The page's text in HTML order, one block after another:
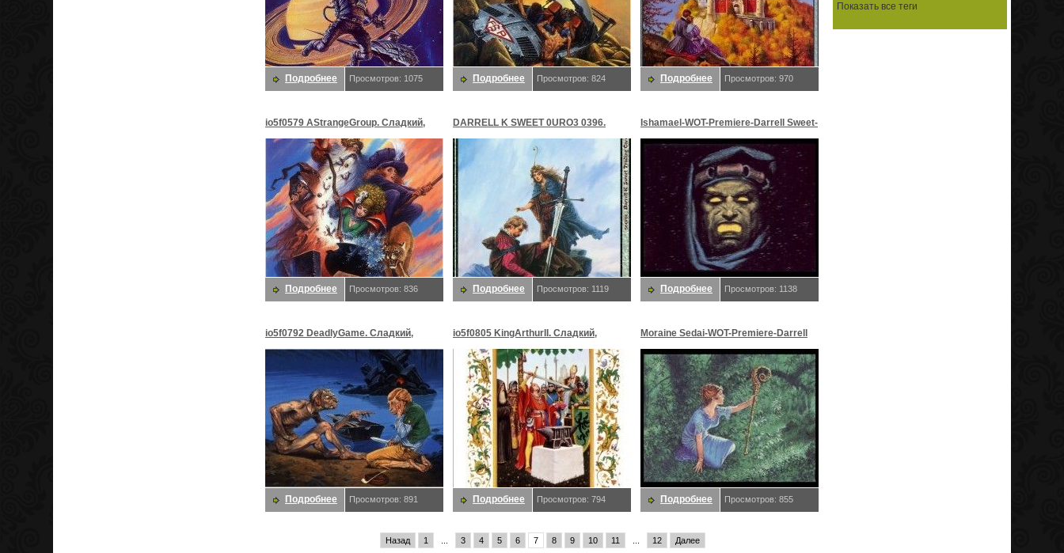
Показать все теги
Подробнее Просмотров: 1075 Подробнее Просмотров: 824 Подробнее Просмотров: 970
io5f0579 AStrangeGroup. Сладкий,
Даррелл K
Подробнее Просмотров: 836
DARRELL K SWEET 0URO3 0396.
Сладкий, Даррелл K
Подробнее Просмотров: 1119
Ishamael-WOT-Premiere-Darrell Sweet-
D50. Сладкий, Даррелл K
Подробнее Просмотров: 1138
io5f0792 DeadlyGame. Сладкий,
Подробнее Просмотров: 891
io5f0805 KingArthurII. Сладкий,
Даррелл K
Подробнее Просмотров: 794
Moraine Sedai-WOT-Premiere-Darrell
Sweet-D50. Сладкий, Даррелл K
Подробнее Просмотров: 855
Назад 1 3 4 5 6 7 8 9 10 11 12 Далее